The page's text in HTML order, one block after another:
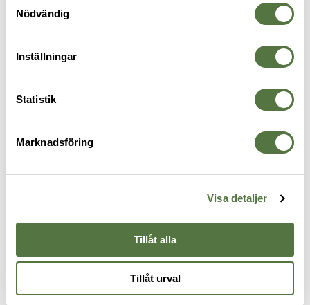
Nödvändig
Inställningar
Statistik
Marknadsföring
Visa detaljer
Tillåt alla
Tillåt urval
AK 0.75" Cheek Riser FDE
AK 0.25" Cheek Riser FDE